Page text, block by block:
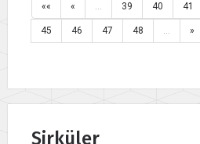
«« « … 39 40 41
45 46 47 48 … »
Sirküler